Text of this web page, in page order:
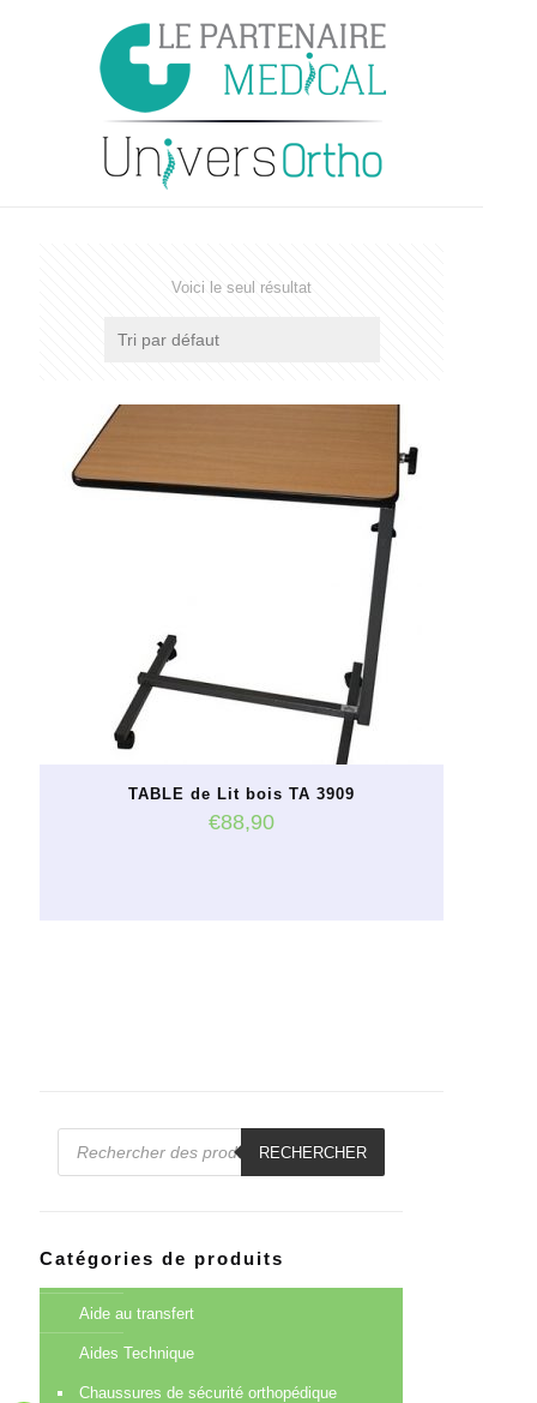
Voici le seul résultat
TABLE de Lit bois TA 3909
€88,90
Recherche
RECHERCHER
Catégories de produits
Aide au transfert
Aides Technique
Chaussures de sécurité orthopédique